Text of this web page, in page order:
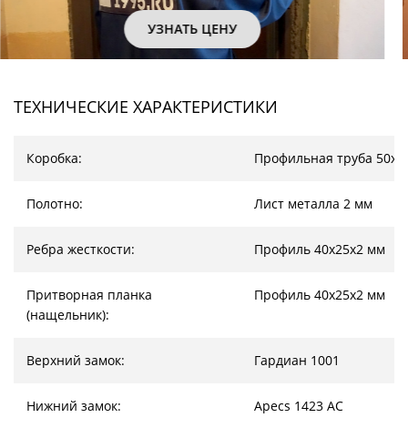
УЗНАТЬ ЦЕНУ
ТЕХНИЧЕСКИЕ ХАРАКТЕРИСТИКИ
Коробка: Профильная труба
Полотно: Лист металла 2 мм
Ребра жесткости: Профиль 40х25х2 мм
Притворная планка
(нащельник):
Профиль 40х25х2 мм
Верхний замок: Гардиан 1001
Нижний замок: Apecs 1423 AC